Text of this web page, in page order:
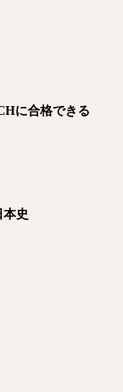
に合格できる
本史